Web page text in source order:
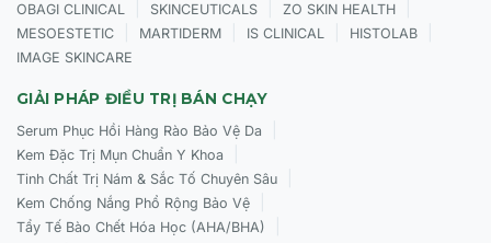
OBAGI CLINICAL SKINCEUTICALS ZO SKIN HEALTH
MESOESTETIC MARTIDERM IS CLINICAL HISTOLAB
IMAGE SKINCARE
GIẢI PHÁP ĐIỀU TRỊ BÁN CHẠY
Serum Phục Hồi Hàng Rào Bảo Vệ Da
Kem Đặc Trị Mụn Chuẩn Y Khoa
Tinh Chất Trị Nám & Sắc Tố Chuyên Sâu
Kem Chống Nắng Phổ Rộng Bảo Vệ
Tẩy Tế Bào Chết Hóa Học (AHA/BHA)